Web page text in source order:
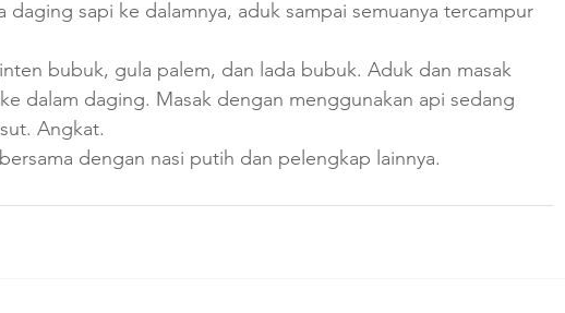
daging sapi ke dalamnya, aduk sampai semuanya tercampur
bubuk, gula palem, dan lada bubuk. Aduk dan masak
dalam daging. Masak dengan menggunakan api sedang
Angkat.
dengan nasi putih dan pelengkap lainnya.